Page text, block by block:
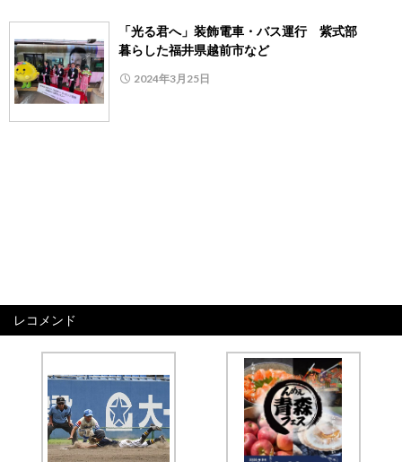
「光る君へ」装飾電車・バス運行 紫式部
暮らした福井県越前市など
2024年3月25日
レコメンド